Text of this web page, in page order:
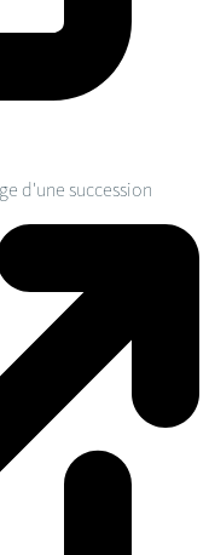
d'une succession